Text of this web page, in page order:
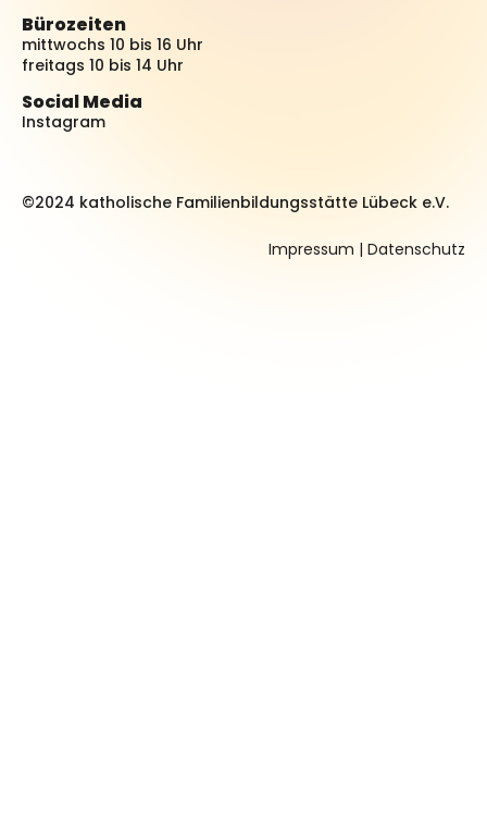
Bürozeiten
mittwochs 10 bis 16 Uhr
freitags 10 bis 14 Uhr
Social Media
Instagram
©2024 katholische Familienbildungsstätte Lübeck e.V.
Impressum | Datenschutz